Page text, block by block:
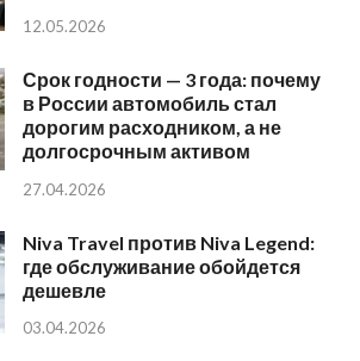
12.05.2026
Срок годности — 3 года: почему
в России автомобиль стал
дорогим расходником, а не
долгосрочным активом
27.04.2026
Niva Travel против Niva Legend:
где обслуживание обойдется
дешевле
03.04.2026